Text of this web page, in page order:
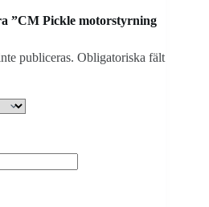
”CM Pickle motorstyrning
publiceras. Obligatoriska fält